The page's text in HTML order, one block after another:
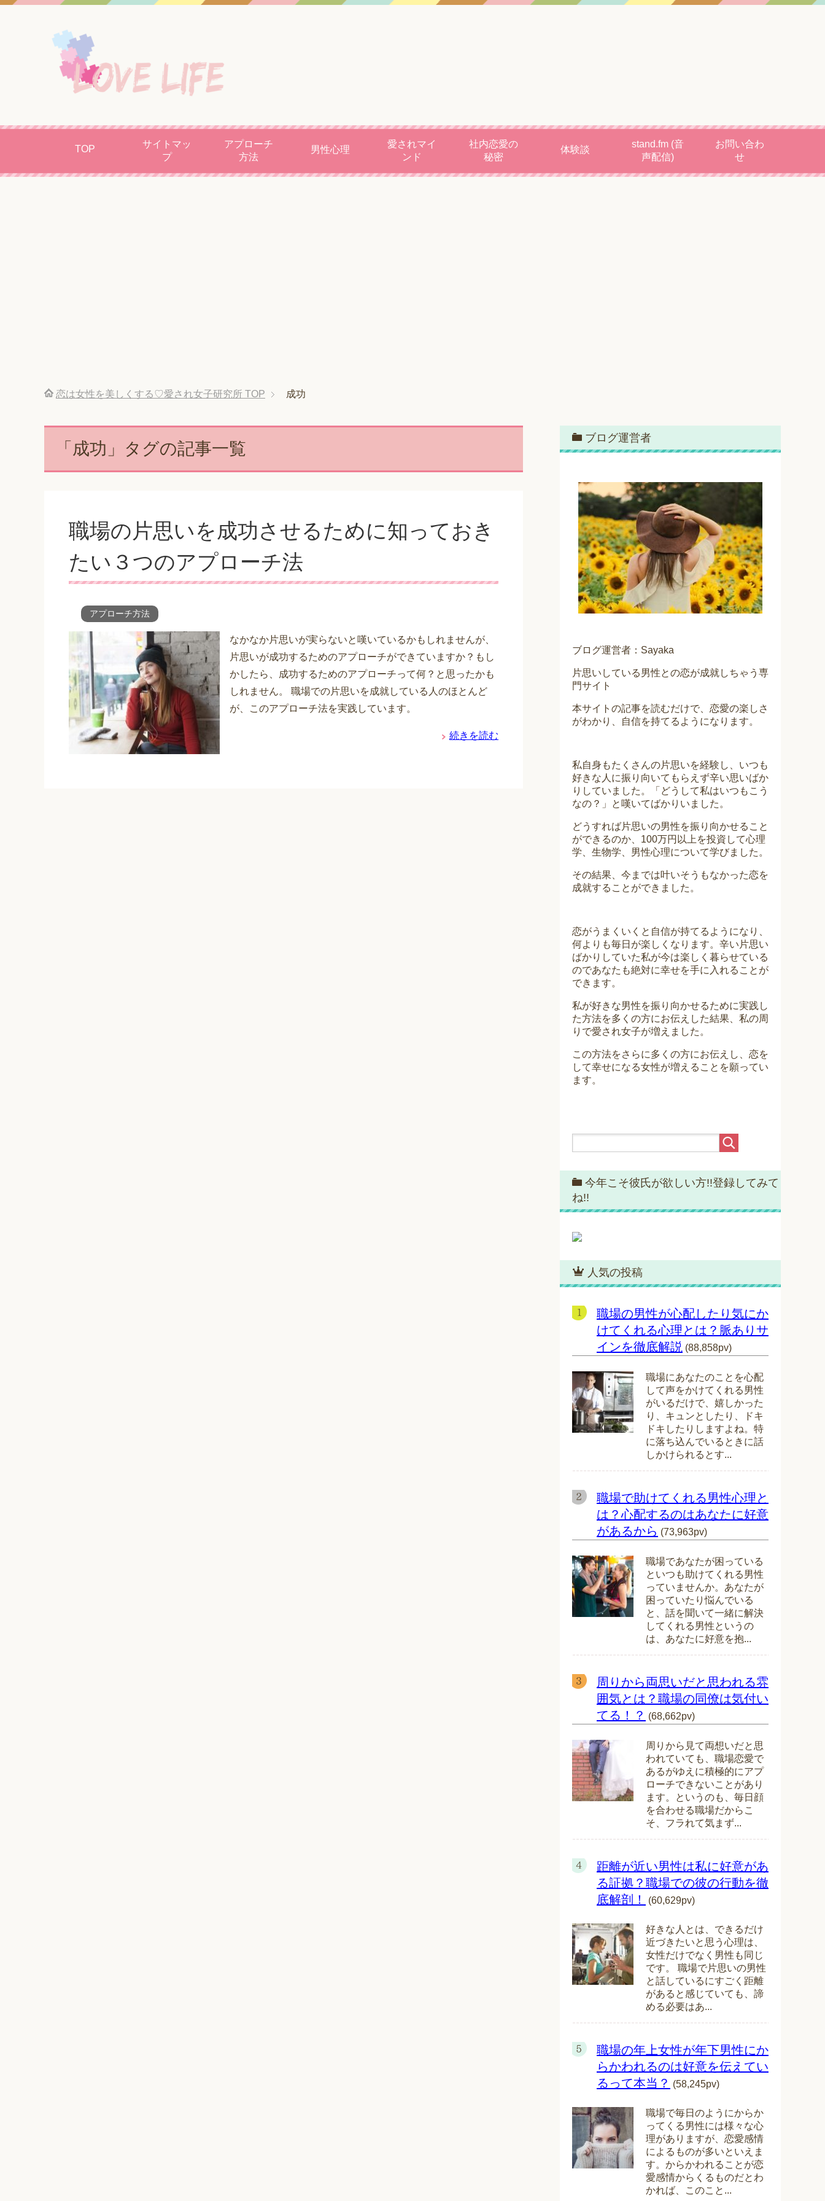
TOP
サイトマッ
プ
アプローチ
方法
男性心理
愛されマイ
ンド
社内恋愛の
秘密
体験談
stand.fm (音
声配信)
お問い合わ
せ
恋は女性を美しくする♡愛され女子研究所 TOP 成功
「成功」タグの記事一覧
職場の片思いを成功させるために知っておき
たい３つのアプローチ法
アプローチ方法
なかなか片思いが実らないと嘆いているかもしれませんが、
片思いが成功するためのアプローチができていますか？もし
かしたら、成功するためのアプローチって何？と思ったかも
しれません。 職場での片思いを成就している人のほとんど
が、このアプローチ法を実践しています。
続きを読む
ブログ運営者
ブログ運営者：Sayaka
片思いしている男性との恋が成就しちゃう専
門サイト
本サイトの記事を読むだけで、恋愛の楽しさ
がわかり、自信を持てるようになります。
私自身もたくさんの片思いを経験し、いつも
好きな人に振り向いてもらえず辛い思いばか
りしていました。「どうして私はいつもこう
なの？」と嘆いてばかりいました。
どうすれば片思いの男性を振り向かせること
ができるのか、100万円以上を投資して心理
学、生物学、男性心理について学びました。
その結果、今までは叶いそうもなかった恋を
成就することができました。
恋がうまくいくと自信が持てるようになり、
何よりも毎日が楽しくなります。辛い片思い
ばかりしていた私が今は楽しく暮らせている
のであなたも絶対に幸せを手に入れることが
できます。
私が好きな男性を振り向かせるために実践し
た方法を多くの方にお伝えした結果、私の周
りで愛され女子が増えました。
この方法をさらに多くの方にお伝えし、恋を
して幸せになる女性が増えることを願ってい
ます。
今年こそ彼氏が欲しい方!!登録してみて
ね!!
人気の投稿
職場の男性が心配したり気にか
けてくれる心理とは？脈ありサ
インを徹底解説 (88,858pv)
職場にあなたのことを心配
して声をかけてくれる男性
がいるだけで、嬉しかった
り、キュンとしたり、ドキ
ドキしたりしますよね。特
に落ち込んでいるときに話
しかけられるとす...
職場で助けてくれる男性心理と
は？心配するのはあなたに好意
があるから (73,963pv)
職場であなたが困っている
といつも助けてくれる男性
っていませんか。あなたが
困っていたり悩んでいる
と、話を聞いて一緒に解決
してくれる男性というの
は、あなたに好意を抱...
周りから両思いだと思われる雰
囲気とは？職場の同僚は気付い
てる！？ (68,662pv)
周りから見て両想いだと思
われていても、職場恋愛で
あるがゆえに積極的にアプ
ローチできないことがあり
ます。というのも、毎日顔
を合わせる職場だからこ
そ、フラれて気まず...
距離が近い男性は私に好意があ
る証拠？職場での彼の行動を徹
底解剖！
(60,629pv)
好きな人とは、できるだけ
近づきたいと思う心理は、
女性だけでなく男性も同じ
です。 職場で片思いの男性
と話しているにすごく距離
があると感じていても、諦
める必要はあ...
職場の年上女性が年下男性にか
らかわれるのは好意を伝えてい
るって本当？ (58,245pv)
職場で毎日のようにからか
ってくる男性には様々な心
理がありますが、恋愛感情
によるものが多いといえま
す。からかわれることが恋
愛感情からくるものだとわ
かれば、このこと...